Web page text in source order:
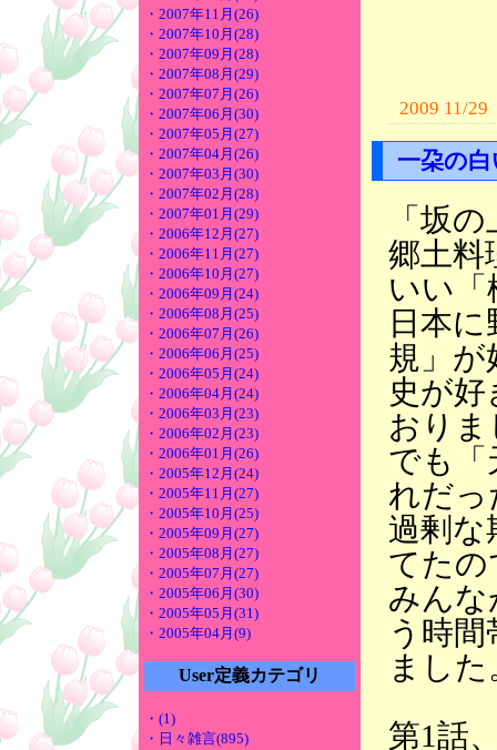
・2007年11月(26)
・2007年10月(28)
・2007年09月(28)
・2007年08月(29)
・2007年07月(26)
・2007年06月(30)
・2007年05月(27)
・2007年04月(26)
・2007年03月(30)
・2007年02月(28)
・2007年01月(29)
・2006年12月(27)
・2006年11月(27)
・2006年10月(27)
・2006年09月(24)
・2006年08月(25)
・2006年07月(26)
・2006年06月(25)
・2006年05月(24)
・2006年04月(24)
・2006年03月(23)
・2006年02月(23)
・2006年01月(26)
・2005年12月(24)
・2005年11月(27)
・2005年10月(25)
・2005年09月(27)
・2005年08月(27)
・2005年07月(27)
・2005年06月(30)
・2005年05月(31)
・2005年04月(9)
User定義カテゴリ
・(1)
・日々雑言(895)
2009 11/29
一朶の
「坂
郷土料
いい「
日本
規」が
史が
おり
でも「
れだ
過剰な
てたの
みん
う時
ました
第1話